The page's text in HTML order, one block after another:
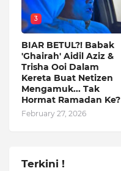
3
BIAR BETUL?! Babak
'Ghairah' Aidil Aziz &
Trisha Ooi Dalam
Kereta Buat Netizen
Mengamuk... Tak
Hormat Ramadan Ke?
February 27, 2026
Terkini !